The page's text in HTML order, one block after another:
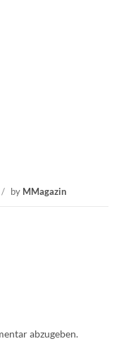
/ by MMagazin
abzugeben.